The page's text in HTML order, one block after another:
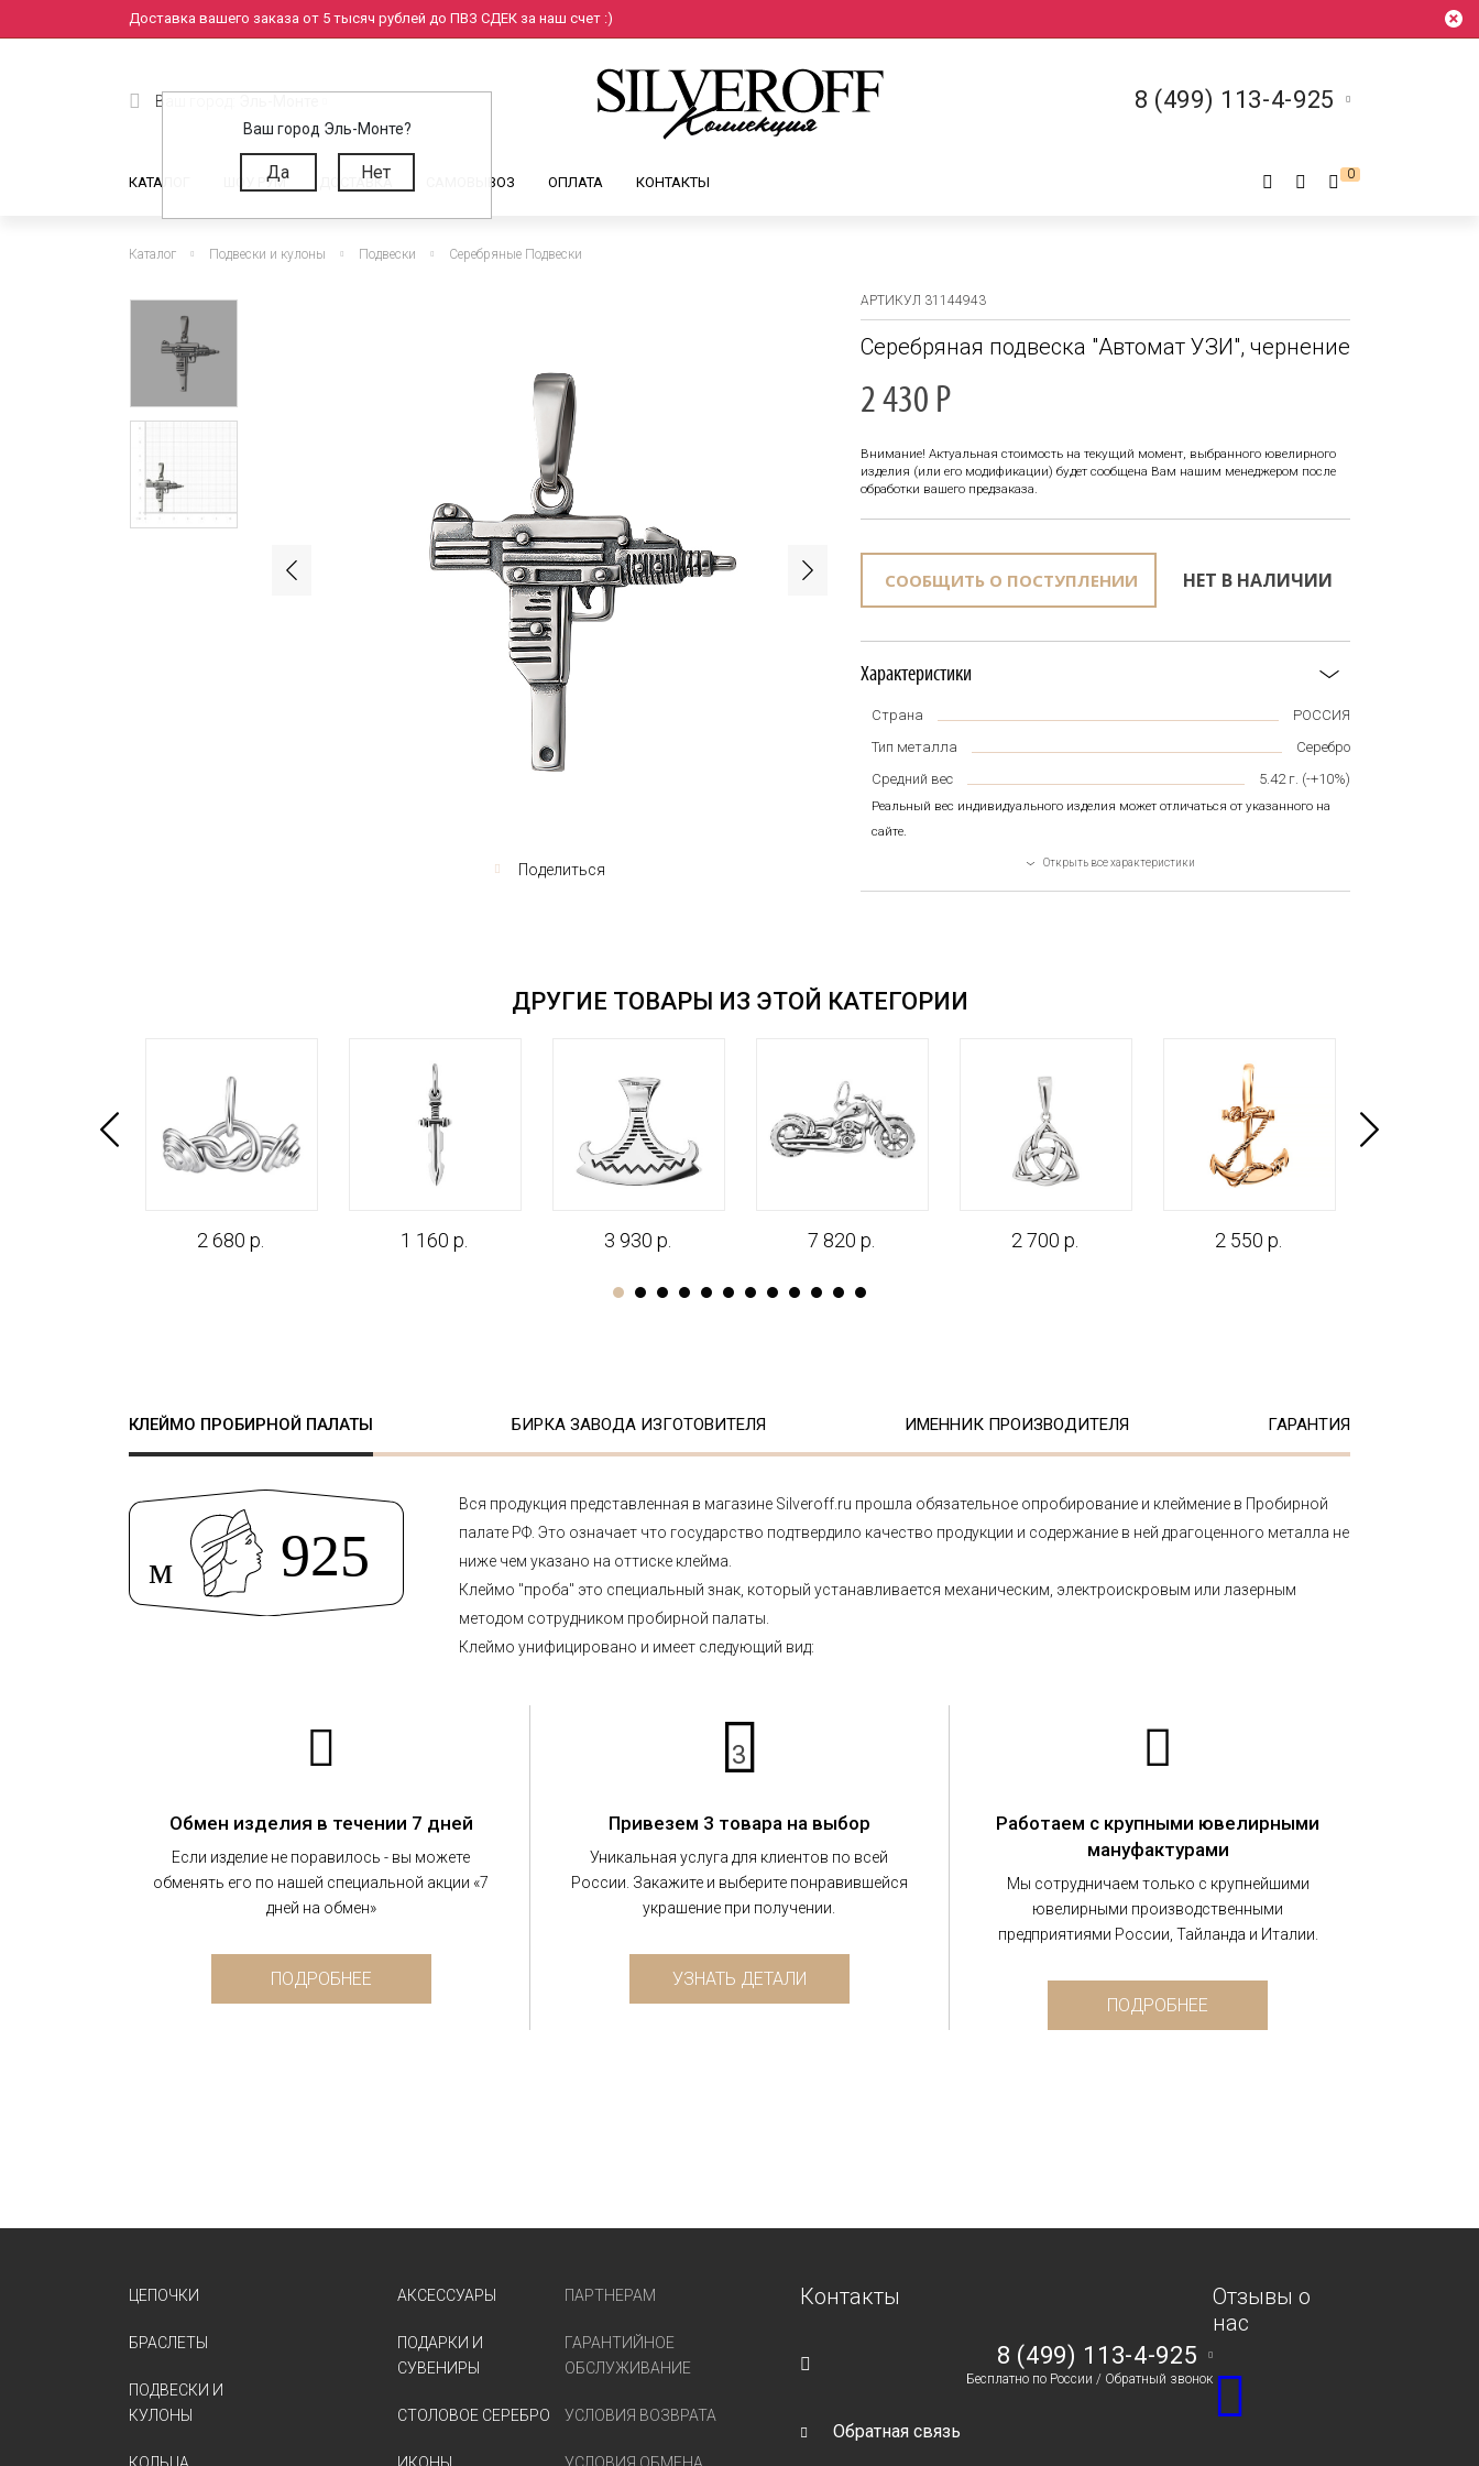
Доставка вашего заказа от 5 тысяч рублей до ПВЗ СДЕК за наш счет :)
Ваш город Эль-Монте?
Да Нет
Ваш город: 8 (499) 113-4-925
КАТАЛОГ ШОУ РУМ ДОСТАВКА САМОВЫВОЗ ОПЛАТА КОНТАКТЫ 0
Каталог Подвески и кулоны Подвески Серебряные Подвески
Поделиться
АРТИКУЛ 31144943
Серебряная подвеска "Автомат УЗИ", чернение
2 430 Р
Внимание! Актуальная стоимость на текущий момент, выбранного ювелирного
изделия (или его модификации) будет сообщена Вам нашим менеджером после
обработки вашего предзаказа.
СООБЩИТЬ О ПОСТУПЛЕНИИ НЕТ В НАЛИЧИИ
Характеристики
Страна
РОССИЯ
Тип металла
Серебро
Средний вес
5.42 г. (-+10%)
Реальный вес индивидуального изделия может отличаться от указанного на
сайте.
Открыть все характеристики
ДРУГИЕ ТОВАРЫ ИЗ ЭТОЙ КАТЕГОРИИ
2 680 р. 1 160 р. 3 930 р. 7 820 р. 2 700 р. 2 550 р.
КЛЕЙМО ПРОБИРНОЙ ПАЛАТЫ БИРКА ЗАВОДА ИЗГОТОВИТЕЛЯ ИМЕННИК ПРОИЗВОДИТЕЛЯ ГАРАНТИЯ
Вся продукция представленная в магазине Silveroff.ru прошла обязательное опробирование и клеймение в Пробирной
палате РФ. Это означает что государство подтвердило качество продукции и содержание в ней драгоценного металла не
ниже чем указано на оттиске клейма.
Клеймо "проба" это специальный знак, который устанавливается механическим, электроискровым или лазерным
методом сотрудником пробирной палаты.
Клеймо унифицировано и имеет следующий вид:
Обмен изделия в течении 7 дней
Если изделие не поравилось - вы можете
обменять его по нашей специальной акции «7
дней на обмен»
ПОДРОБНЕЕ
3
Привезем 3 товара на выбор
Уникальная услуга для клиентов по всей
России. Закажите и выберите понравившейся
украшение при получении.
УЗНАТЬ ДЕТАЛИ
Работаем с крупными ювелирными
мануфактурами
Мы сотрудничаем только с крупнейшими
ювелирными производственными
предприятиями России, Тайланда и Италии.
ПОДРОБНЕЕ
ЦЕПОЧКИ
БРАСЛЕТЫ
ПОДВЕСКИ И
КУЛОНЫ
АКСЕССУАРЫ
ПОДАРКИ И
СУВЕНИРЫ
СТОЛОВОЕ СЕРЕБРО
ПАРТНЕРАМ
ГАРАНТИЙНОЕ
ОБСЛУЖИВАНИЕ
УСЛОВИЯ ВОЗВРАТА
Контакты
8 (499) 113-4-925
Бесплатно по России / Обратный звонок
Обратная связь
Отзывы о
нас